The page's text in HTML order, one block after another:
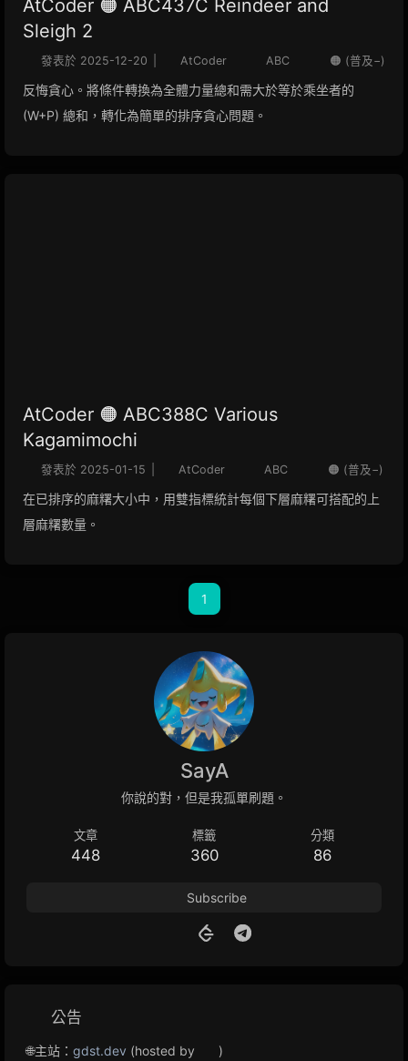
AtCoder 🟠 ABC437C Reindeer and
Sleigh 2
發表於 2025-12-20 AtCoder ABC 🟠 (普及−)
反悔貪心。將條件轉換為全體力量總和需大於等於乘坐者的
(W+P) 總和，轉化為簡單的排序貪心問題。
AtCoder 🟠 ABC388C Various
Kagamimochi
發表於 2025-01-15 AtCoder ABC 🟠 (普及−)
在已排序的麻糬大小中，用雙指標統計每個下層麻糬可搭配的上
層麻糬數量。
1
SayA
你說的對，但是我孤單刷題。
文章
448
標籤
360
分類
86
Subscribe
公告
🌐主站： gdst.dev (hosted by
)